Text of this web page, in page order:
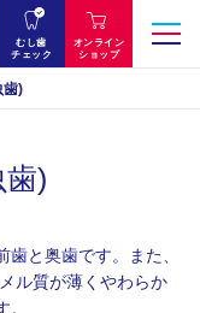
むし歯
チェック
オンライン
ショップ
歯)
)
と奥歯です。また、
ル質が薄くやわらか